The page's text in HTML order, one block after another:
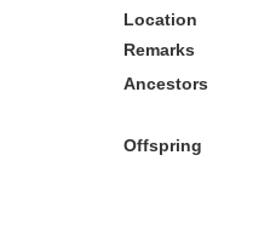
Location
Remarks
Ancestors
Offspring